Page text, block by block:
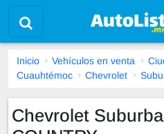
Inicio Vehículos en venta
Cuauhtémoc
Chevrolet
Chevrolet